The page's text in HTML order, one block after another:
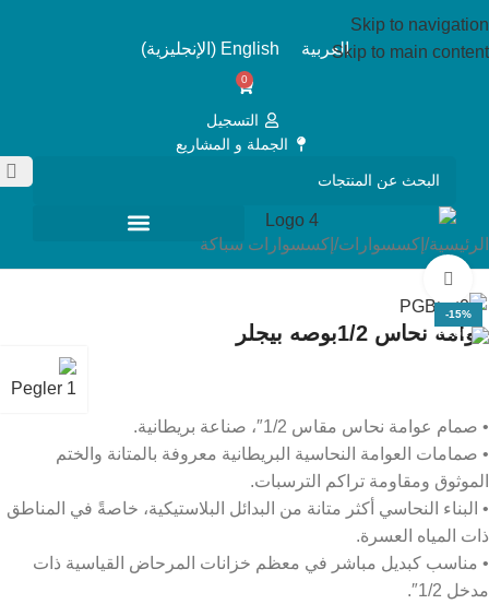
Skip to navigation
Skip to main contentالعربية English
( الإنجليزية)
0
التسجيل
الجملة و المشاريع
الرئيسية/ إكسسوارات/ إكسسوارات سباكة
-15%
عوامه نحاس 1/2بوصه بيجلر
• صمام عوامة نحاس مقاس 1/2″، صناعة بريطانية.
• صمامات العوامة النحاسية البريطانية معروفة بالمتانة والختم
الموثوق ومقاومة تراكم الترسبات.
• البناء النحاسي أكثر متانة من البدائل البلاستيكية، خاصةً في المناطق
ذات المياه العسرة.
• مناسب كبديل مباشر في معظم خزانات المرحاض القياسية ذات
مدخل 1/2″.